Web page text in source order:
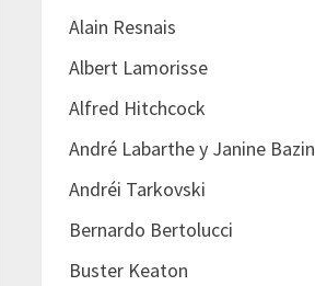
Alain Resnais
Albert Lamorisse
Alfred Hitchcock
André Labarthe y Janine Bazin
Andréi Tarkovski
Bernardo Bertolucci
Buster Keaton